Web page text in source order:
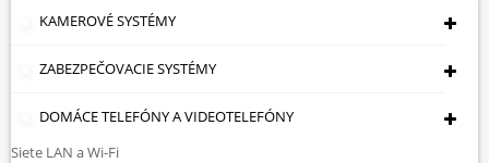
KAMEROVÉ SYSTÉMY
ZABEZPEČOVACIE SYSTÉMY
DOMÁCE TELEFÓNY A VIDEOTELEFÓNY
Siete LAN a Wi-Fi
OCEĽOVÝ STOŽIAR M-
0.75 0.75 M
Úvodná Stránka
Montážna Technika
Stožiare